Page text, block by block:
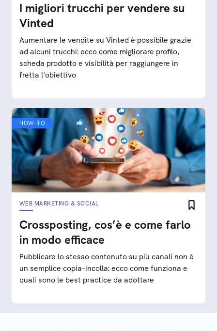
I migliori trucchi per vendere su
Vinted
Aumentare le vendite su Vinted è possibile grazie
ad alcuni trucchi: ecco come migliorare profilo,
scheda prodotto e visibilità per raggiungere in
fretta l'obiettivo
HOW-TO
WEB MARKETING & SOCIAL
Crossposting, cos’è e come farlo
in modo efficace
Pubblicare lo stesso contenuto su più canali non è
un semplice copia-incolla: ecco come funziona e
quali sono le best practice da adottare